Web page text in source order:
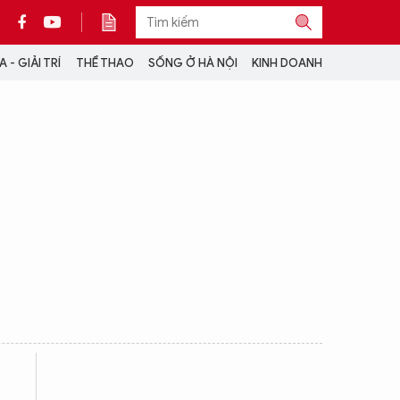
- GIẢI TRÍ THỂ THAO SỐNG Ở HÀ NỘI KINH DOANH